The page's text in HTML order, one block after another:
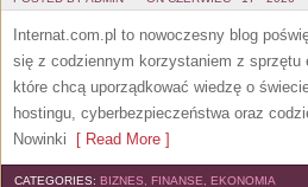
Internat.com.pl to nowoczesny blog
się z codziennym korzystaniem z
które chcą uporządkować wiedzę o
hostingu, cyberbezpieczeństwa oraz
Nowinki [ Read More ]
CATEGORIES: BIZNES, FINANSE, EKONOMIA